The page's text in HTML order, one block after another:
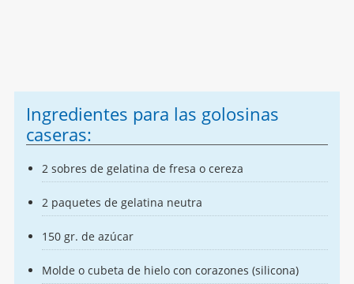
Ingredientes para las golosinas
caseras:
2 sobres de gelatina de fresa o cereza
2 paquetes de gelatina neutra
150 gr. de azúcar
Molde o cubeta de hielo con corazones (silicona)